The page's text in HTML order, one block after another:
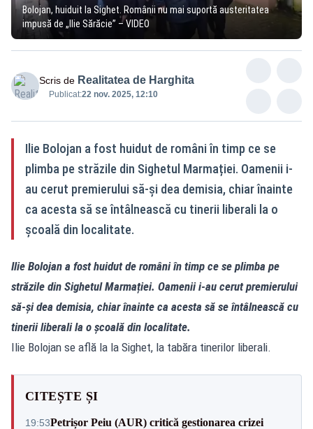
Bolojan, huiduit la Sighet. Românii nu mai suportă austeritatea
impusă de „Ilie Sărăcie” – VIDEO
Scris de Realitatea de Harghita
Publicat:22 nov. 2025, 12:10
Ilie Bolojan a fost huidut de români în timp ce se
plimba pe străzile din Sighetul Marmației. Oamenii i-
au cerut premierului să-și dea demisia, chiar înainte
ca acesta să se întâlnească cu tinerii liberali la o
școală din localitate.
Ilie Bolojan a fost huidut de români în timp ce se plimba pe
străzile din Sighetul Marmației. Oamenii i-au cerut premierului
să-și dea demisia, chiar înainte ca acesta să se întâlnească cu
tinerii liberali la o școală din localitate.
Ilie Bolojan se află la la Sighet, la tabăra tinerilor liberali.
CITEȘTE ȘI
19:53Petrișor Peiu (AUR) critică gestionarea crizei